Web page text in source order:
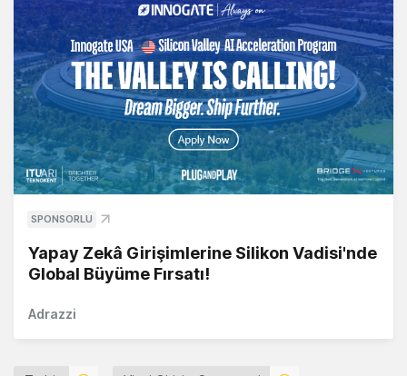
SPONSORLU
Yapay Zekâ Girişimlerine Silikon Vadisi'nde
Global Büyüme Fırsatı!
Adrazzi